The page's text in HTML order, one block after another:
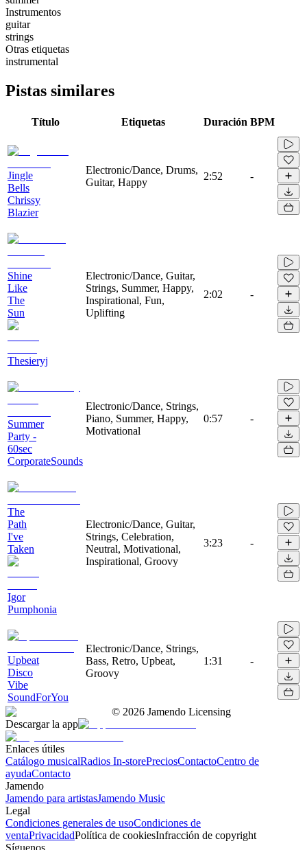
Instrumentos
guitar
strings
Otras etiquetas
instrumental
Pistas similares
Título Etiquetas Duración BPM
Jingle
Bells
Chrissy
Blazier
Electronic/Dance, Drums,
Guitar, Happy
2:52 -
Shine
Like
The
Sun
Thesieryj
Electronic/Dance, Guitar,
Strings, Summer, Happy,
Inspirational, Fun,
Uplifting
2:02 -
Summer
Party -
60sec
CorporateSounds
Electronic/Dance, Strings,
Piano, Summer, Happy,
Motivational
0:57 -
The
Path
I've
Taken
Igor
Pumphonia
Electronic/Dance, Guitar,
Strings, Celebration,
Neutral, Motivational,
Inspirational, Groovy
3:23 -
Upbeat
Disco
Vibe
SoundForYou
Electronic/Dance, Strings,
Bass, Retro, Upbeat,
Groovy
1:31 -
© 2026 Jamendo Licensing
Descargar la app
Enlaces útiles
Catálogo musicalRadios In-storePreciosContactoCentro de
ayudaContacto
Jamendo
Jamendo para artistasJamendo Music
Legal
Condiciones generales de usoCondiciones de
ventaPrivacidadPolítica de cookiesInfracción de copyright
Síguenos